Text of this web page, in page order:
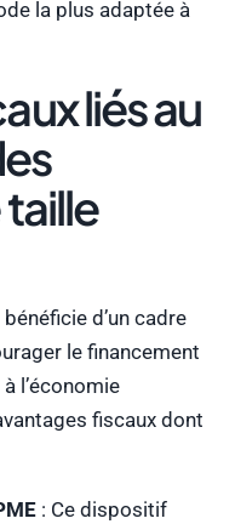
la plus adaptée à
liés au
d’un cadre
le financement
l’économie
fiscaux dont
: Ce dispositif